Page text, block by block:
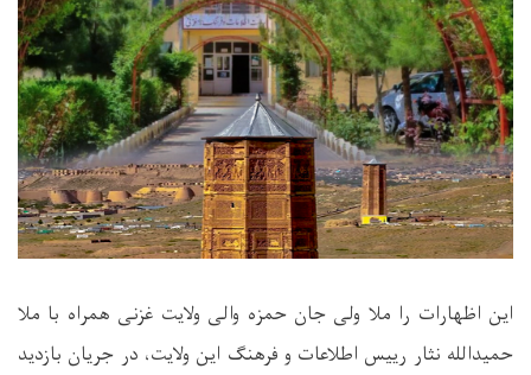
این اظهارات را ملا ولی جان حمزه والی ولایت غزنی همراه با ملا
حمیدالله نثار رییس اطلاعات و فرهنگ این ولایت، در جریان بازدید